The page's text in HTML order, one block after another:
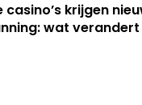
casino’s krijgen
wat verandert